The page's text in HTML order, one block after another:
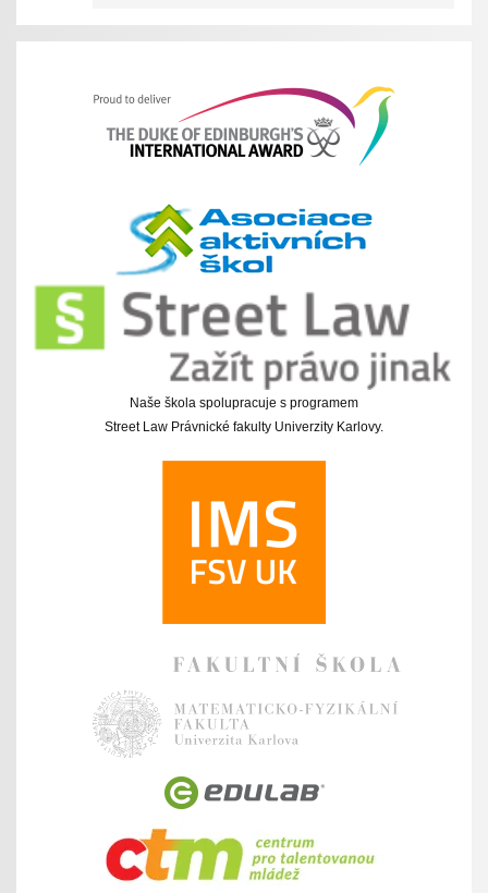
Naše škola spolupracuje s programem
Street Law Právnické fakulty Univerzity Karlovy.